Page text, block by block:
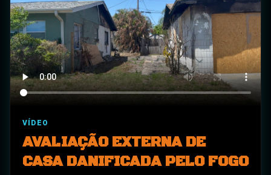
VÍDEO
AVALIAÇÃO EXTERNA DE
CASA DANIFICADA PELO FOGO